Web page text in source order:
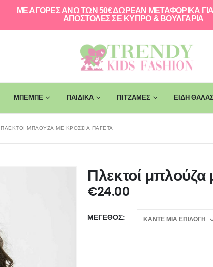
ΜΕ ΑΓΟΡΕΣ ΑΝΩ ΤΩΝ 50€ ΔΩΡΕΑΝ ΜΕΤΑΦΟΡΙΚΑ
ΑΠΟΣΤΟΛΕΣ ΣΕ ΚΥΠΡΟ & ΒΟΥΛΓΑΡΙΑ
ΜΠΕΜΠΕ ΠΑΙΔΙΚΑ ΠΙΤΖΑΜΕΣ ΕΙΔΗ
ΠΛΕΚΤΟΊ ΜΠΛΟΎΖΑ ΜΕ ΚΡΌΣΣΙΑ ΠΑΓΈΤΑ
Πλεκτοί
€24.00
ΜΈΓΕΘΟΣ